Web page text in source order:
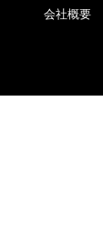
会社概要